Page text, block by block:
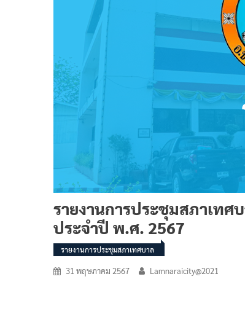
รายงานการประชุมสภาเท
ประจำปี พ.ศ. 2567
รายงานการประชุมสภาเทศบาล
31 พฤษภาคม 2567 Lamnaraicity@2021